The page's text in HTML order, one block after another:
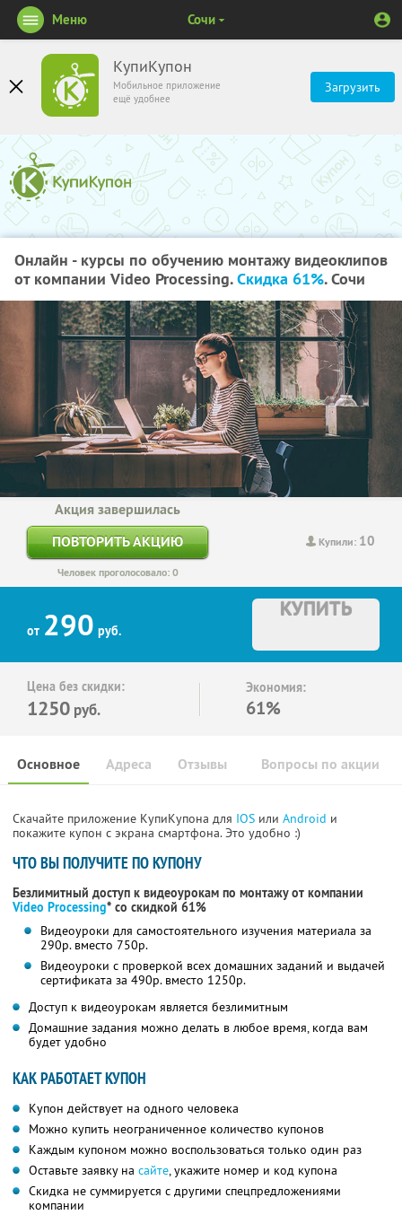
КупиКупон
Мобильное приложение
ещё удобнее
Загрузить
Меню Сочи
Онлайн - курсы по обучению монтажу видеоклипов
от компании Video Processing.Скидка 61%. Сочи
Купили: 10
Акция завершилась
ПОВТОРИТЬ АКЦИЮ
Человек проголосовало: 0
от 290 руб.
КУПИТЬ
Цена без скидки:
1250 руб.
Экономия:
61%
Основное Отзывы Вопросы по акции
Адреса
Скачайте приложение КупиКупона для IOS или Android и
покажите купон с экрана смартфона. Это удобно :)
ЧТО ВЫ ПОЛУЧИТЕ ПО КУПОНУ
Безлимитный доступ к видеоурокам по монтажу от компании
Video Processing* со скидкой 61%
Видеоуроки для самостоятельного изучения материала за
290р. вместо 750р.
Видеоуроки с проверкой всех домашних заданий и выдачей
сертификата за 490р. вместо 1250р.
Доступ к видеоурокам является безлимитным
Домашние задания можно делать в любое время, когда вам
будет удобно
КАК РАБОТАЕТ КУПОН
Купон действует на одного человека
Можно купить неограниченное количество купонов
Каждым купоном можно воспользоваться только один раз
Оставьте заявку на сайте, укажите номер и код купона
Скидка не суммируется с другими спецпредложениями
компании